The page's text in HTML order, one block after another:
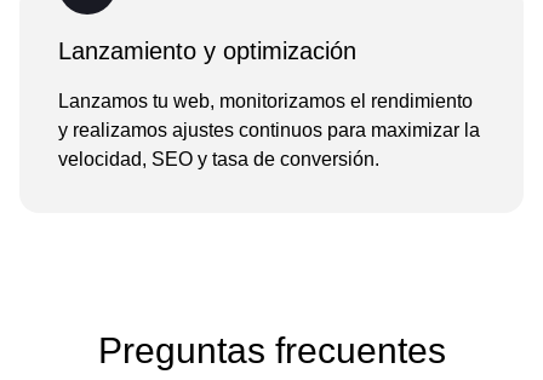
Lanzamiento y optimización
Lanzamos tu web, monitorizamos el rendimiento
y realizamos ajustes continuos para maximizar la
velocidad, SEO y tasa de conversión.
Preguntas frecuentes